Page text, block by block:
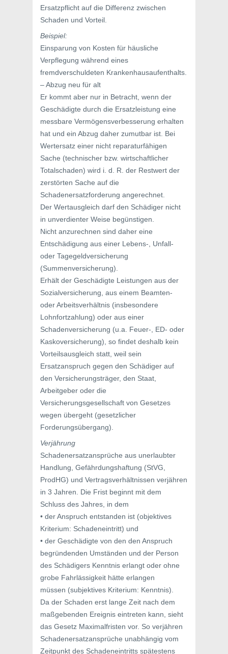
Ersatzpflicht auf die Differenz zwischen
Schaden und Vorteil.
Beispiel:
Einsparung von Kosten für häusliche
Verpflegung während eines
fremdverschuldeten Krankenhausaufenthalts.
– Abzug neu für alt
Er kommt aber nur in Betracht, wenn der
Geschädigte durch die Ersatzleistung eine
messbare Vermögensverbesserung erhalten
hat und ein Abzug daher zumutbar ist. Bei
Wertersatz einer nicht reparaturfähigen
Sache (technischer bzw. wirtschaftlicher
Totalschaden) wird i. d. R. der Restwert der
zerstörten Sache auf die
Schadenersatzforderung angerechnet.
Der Wertausgleich darf den Schädiger nicht
in unverdienter Weise begünstigen.
Nicht anzurechnen sind daher eine
Entschädigung aus einer Lebens-, Unfall-
oder Tagegeldversicherung
(Summenversicherung).
Erhält der Geschädigte Leistungen aus der
Sozialversicherung, aus einem Beamten-
oder Arbeitsverhältnis (insbesondere
Lohnfortzahlung) oder aus einer
Schadenversicherung (u.a. Feuer-, ED- oder
Kaskoversicherung), so findet deshalb kein
Vorteilsausgleich statt, weil sein
Ersatzanspruch gegen den Schädiger auf
den Versicherungsträger, den Staat,
Arbeitgeber oder die
Versicherungsgesellschaft von Gesetzes
wegen übergeht (gesetzlicher
Forderungsübergang).
Verjährung
Schadenersatzansprüche aus unerlaubter
Handlung, Gefährdungshaftung (StVG,
ProdHG) und Vertragsverhältnissen verjähren
in 3 Jahren. Die Frist beginnt mit dem
Schluss des Jahres, in dem
• der Anspruch entstanden ist (objektives
Kriterium: Schadeneintritt) und
• der Geschädigte von den den Anspruch
begründenden Umständen und der Person
des Schädigers Kenntnis erlangt oder ohne
grobe Fahrlässigkeit hätte erlangen
müssen (subjektives Kriterium: Kenntnis).
Da der Schaden erst lange Zeit nach dem
maßgebenden Ereignis eintreten kann, sieht
das Gesetz Maximalfristen vor. So verjähren
Schadenersatzansprüche unabhängig vom
Zeitpunkt des Schadeneintritts spätestens